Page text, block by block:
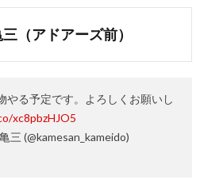
（アドアーズ前）
やる予定です。よろしくお願いし
xc8pbzHJO5
三 (@kamesan_kameido)